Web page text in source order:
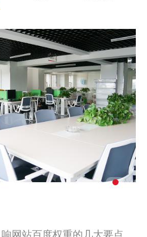
网站百度权重的几大要点